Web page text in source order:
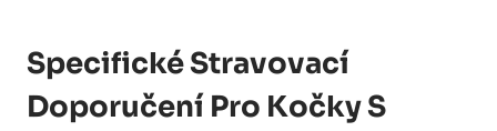
Specifické Stravovací
Doporučení ⁣pro⁤ Kočky S